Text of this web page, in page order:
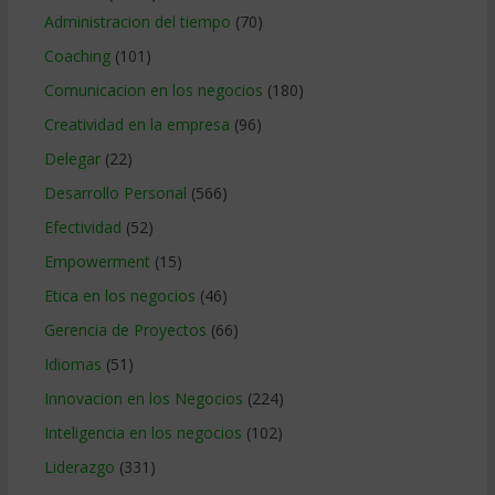
Administracion del tiempo (70)
Coaching(101)
Comunicacion en los negocios (180)
Creatividad en la empresa (96)
Delegar(22)
Desarrollo Personal (566)
Efectividad (52)
Empowerment (15)
Etica en los negocios (46)
Gerencia de Proyectos (66)
Idiomas (51)
Innovacion en los Negocios (224)
Inteligencia en los negocios (102)
Liderazgo (331)